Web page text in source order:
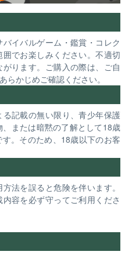
イバルゲーム・鑑賞・コレク
でお楽しみください。不適切
ります。ご購入の際は、ご自
らかじめご確認ください。
記載の無い限り、青少年保護
または暗黙の了解として18歳
。そのため、18歳以下のお客
法を誤ると危険を伴います。
容を必ず守ってご利用くださ